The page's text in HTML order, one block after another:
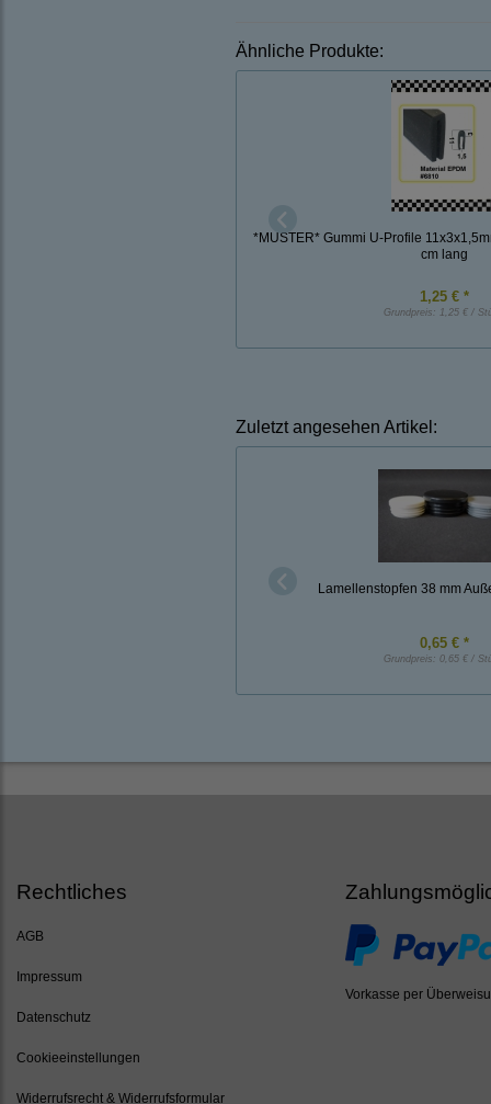
Ähnliche Produkte:
*MUSTER* Gummi U-Profile
cm lang
1,25 € *
Grundpreis: 1,25 € /
Zuletzt angesehen Artikel:
Lamellenstopfen 38 mm
0,65 € *
Grundpreis: 0,65 € /
Rechtliches
AGB
Impressum
Datenschutz
Cookieeinstellungen
Widerrufsrecht & Widerrufsformular
Vorkasse per